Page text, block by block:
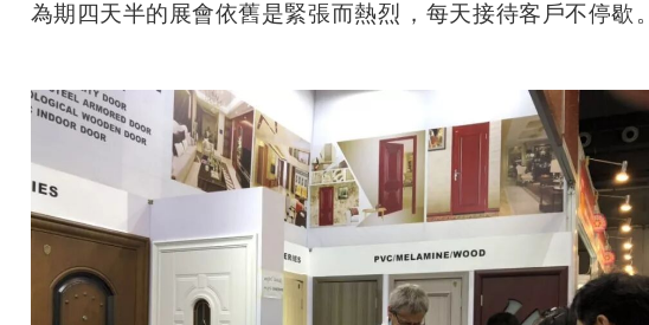
為期四天半的展會依舊是緊張而熱烈，每天接待客戶不停歇。